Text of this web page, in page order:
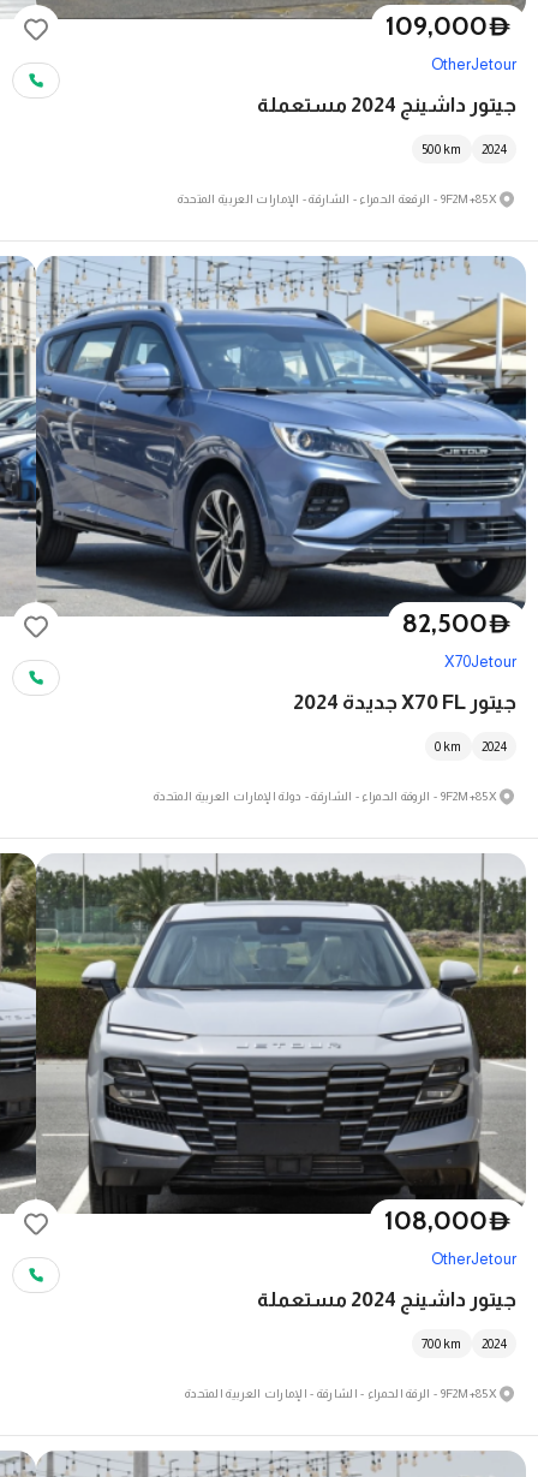
D
109,000
Jetour
Other
جيتور داشينج 2024 مستعملة
2024
500 km
9F2M+85X - الرقعة الحمراء - الشارقة - الإمارات العربية المتحدة
D
82,500
Jetour
X70
جيتور X70 FL جديدة 2024
2024
0 km
9F2M+85X - الروقة الحمراء - الشارقة - دولة الإمارات العربية المتحدة
D
108,000
Jetour
Other
جيتور داشينج 2024 مستعملة
2024
700 km
9F2M+85X - الرقة الحمراء - الشارقة - الإمارات العربية المتحدة